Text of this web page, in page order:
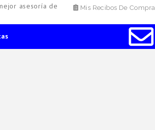
asesoría de
Mis Recibos De Compra